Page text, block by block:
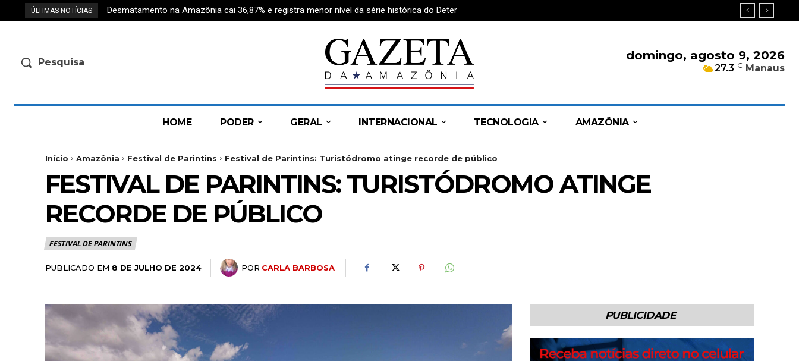
ÚLTIMAS NOTÍCIAS Desmatamento na Amazônia cai 36,87% e registra menor nível da série histórica do Deter
Pesquisa domingo, agosto 9, 2026
27.3 C Manaus
HOME PODER GERAL INTERNACIONAL TECNOLOGIA AMAZÔNIA
Início Amazônia Festival de Parintins Festival de Parintins: Turistódromo atinge recorde de público
FESTIVAL DE PARINTINS: TURISTÓDROMO ATINGE
RECORDE DE PÚBLICO
FESTIVAL DE PARINTINS
PUBLICADO EM 8 DE JULHO DE 2024 POR CARLA BARBOSA
PUBLICIDADE